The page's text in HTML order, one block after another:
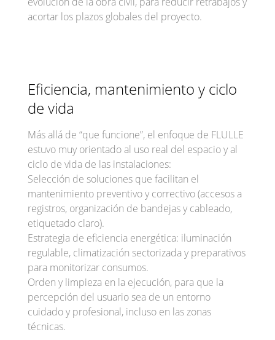
acortar los plazos globales del proyecto.
Eficiencia, mantenimiento y ciclo
de vida
Más allá de “que funcione”, el enfoque de FLULLE
estuvo muy orientado al uso real del espacio y al
ciclo de vida de las instalaciones:
Selección de soluciones que facilitan el
mantenimiento preventivo y correctivo (accesos a
registros, organización de bandejas y cableado,
etiquetado claro).
Estrategia de eficiencia energética: iluminación
regulable, climatización sectorizada y preparativos
para monitorizar consumos.
Orden y limpieza en la ejecución, para que la
percepción del usuario sea de un entorno
cuidado y profesional, incluso en las zonas
técnicas.